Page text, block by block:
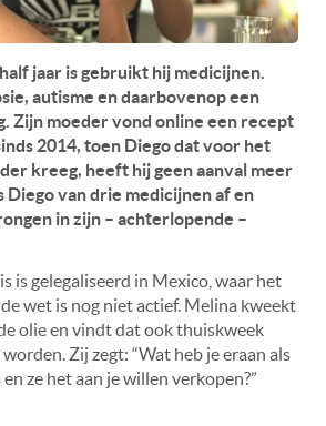
jaar is gebruikt hij medicijnen.
autisme en daarbovenop een
Zijn moeder vond online een recept
2014, toen Diego dat voor het
kreeg, heeft hij geen aanval meer
Diego van drie medicijnen af en
in zijn – achterlopende –
is gelegaliseerd in Mexico, waar het
wet is nog niet actief. Melina kweekt
olie en vindt dat ook thuiskweek
Zij zegt: “Wat heb je eraan als
ze het aan je willen verkopen?”